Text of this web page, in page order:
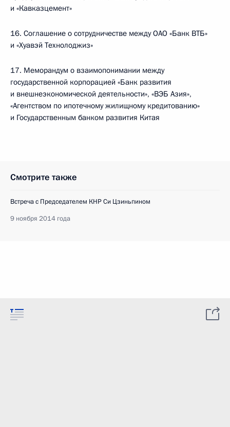
и «Кавказцемент»
16. Соглашение о сотрудничестве между ОАО «Банк ВТБ»
и «Хуавэй Технолоджиз»
17. Меморандум о взаимопонимании между
государственной корпорацией «Банк развития
и внешнеэкономической деятельности», «ВЭБ Азия»,
«Агентством по ипотечному жилищному кредитованию»
и Государственным банком развития Китая
Смотрите также
Встреча с Председателем КНР Си Цзиньпином
9 ноября 2014 года